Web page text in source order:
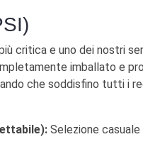
critica e uno dei nostri
imballato e
che soddisfino tutti
Selezione